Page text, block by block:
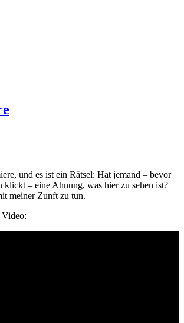
und es ist ein Rätsel: Hat jemand – bevor
klickt – eine Ahnung, was hier zu sehen ist?
meiner Zunft zu tun.
Video: